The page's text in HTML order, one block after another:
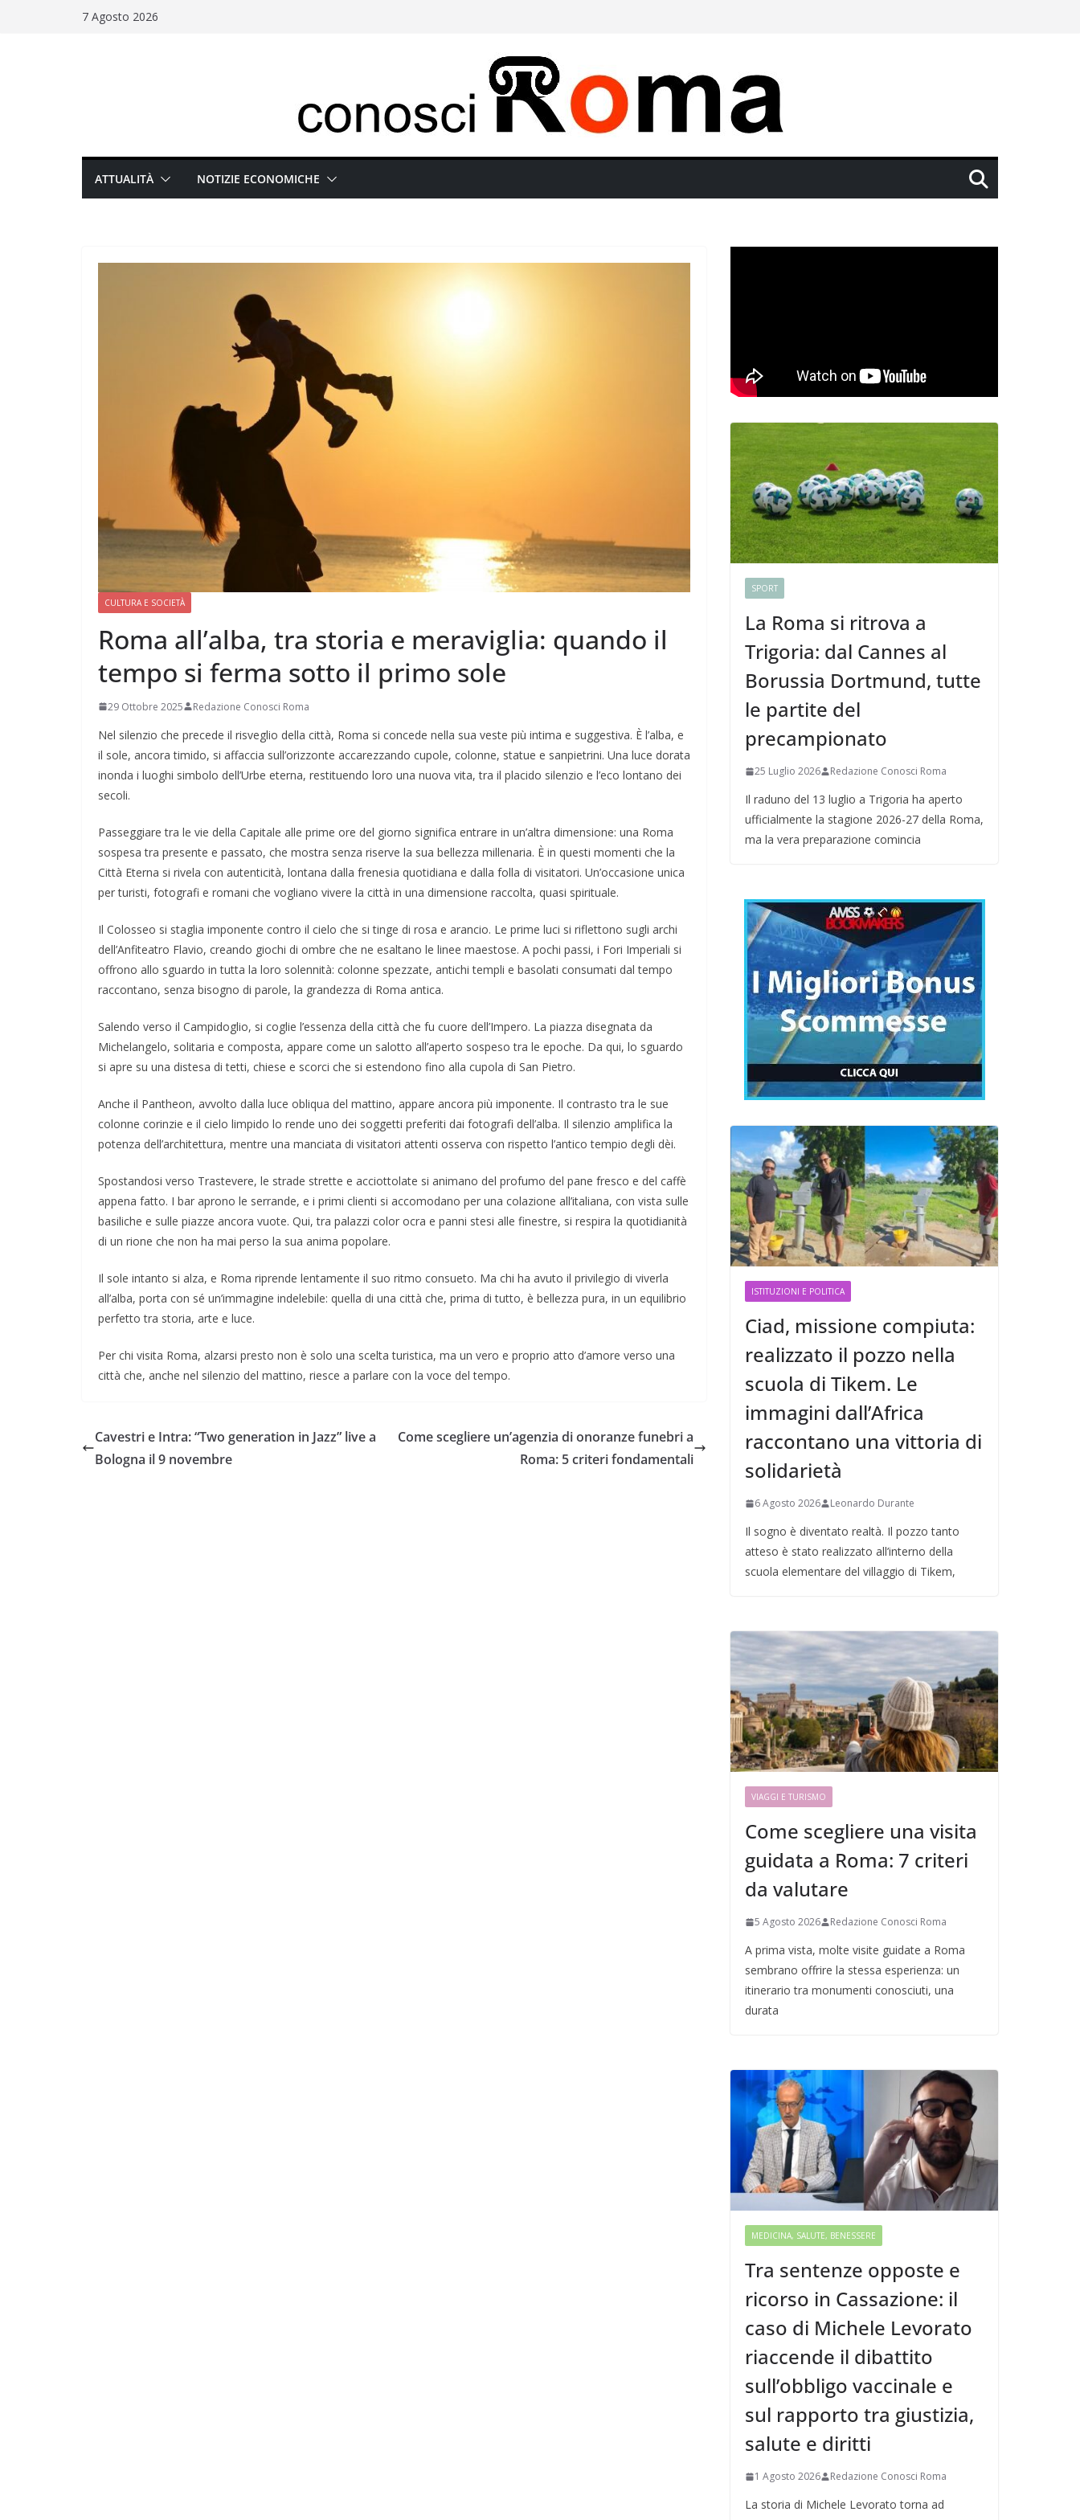
7 Agosto 2026
ATTUALITÀ NOTIZIE ECONOMICHE
CULTURA E SOCIETÀ
Roma all’alba, tra storia e meraviglia: quando il
tempo si ferma sotto il primo sole
29 Ottobre 2025 Redazione Conosci Roma
Nel silenzio che precede il risveglio della città, Roma si concede nella sua veste più intima e suggestiva. È l’alba, e
il sole, ancora timido, si affaccia sull’orizzonte accarezzando cupole, colonne, statue e sanpietrini. Una luce dorata
inonda i luoghi simbolo dell’Urbe eterna, restituendo loro una nuova vita, tra il placido silenzio e l’eco lontano dei
secoli.
Passeggiare tra le vie della Capitale alle prime ore del giorno significa entrare in un’altra dimensione: una Roma
sospesa tra presente e passato, che mostra senza riserve la sua bellezza millenaria. È in questi momenti che la
Città Eterna si rivela con autenticità, lontana dalla frenesia quotidiana e dalla folla di visitatori. Un’occasione unica
per turisti, fotografi e romani che vogliano vivere la città in una dimensione raccolta, quasi spirituale.
Il Colosseo si staglia imponente contro il cielo che si tinge di rosa e arancio. Le prime luci si riflettono sugli archi
dell’Anfiteatro Flavio, creando giochi di ombre che ne esaltano le linee maestose. A pochi passi, i Fori Imperiali si
offrono allo sguardo in tutta la loro solennità: colonne spezzate, antichi templi e basolati consumati dal tempo
raccontano, senza bisogno di parole, la grandezza di Roma antica.
Salendo verso il Campidoglio, si coglie l’essenza della città che fu cuore dell’Impero. La piazza disegnata da
Michelangelo, solitaria e composta, appare come un salotto all’aperto sospeso tra le epoche. Da qui, lo sguardo
si apre su una distesa di tetti, chiese e scorci che si estendono fino alla cupola di San Pietro.
Anche il Pantheon, avvolto dalla luce obliqua del mattino, appare ancora più imponente. Il contrasto tra le sue
colonne corinzie e il cielo limpido lo rende uno dei soggetti preferiti dai fotografi dell’alba. Il silenzio amplifica la
potenza dell’architettura, mentre una manciata di visitatori attenti osserva con rispetto l’antico tempio degli dèi.
Spostandosi verso Trastevere, le strade strette e acciottolate si animano del profumo del pane fresco e del caffè
appena fatto. I bar aprono le serrande, e i primi clienti si accomodano per una colazione all’italiana, con vista sulle
basiliche e sulle piazze ancora vuote. Qui, tra palazzi color ocra e panni stesi alle finestre, si respira la quotidianità
di un rione che non ha mai perso la sua anima popolare.
Il sole intanto si alza, e Roma riprende lentamente il suo ritmo consueto. Ma chi ha avuto il privilegio di viverla
all’alba, porta con sé un’immagine indelebile: quella di una città che, prima di tutto, è bellezza pura, in un equilibrio
perfetto tra storia, arte e luce.
Per chi visita Roma, alzarsi presto non è solo una scelta turistica, ma un vero e proprio atto d’amore verso una
città che, anche nel silenzio del mattino, riesce a parlare con la voce del tempo.
Cavestri e Intra: “Two generation in Jazz” live a
Bologna il 9 novembre
Come scegliere un’agenzia di onoranze funebri a
Roma: 5 criteri fondamentali
SPORT
La Roma si ritrova a
Trigoria: dal Cannes al
Borussia Dortmund, tutte
le partite del
precampionato
25 Luglio 2026 Redazione Conosci Roma
Il raduno del 13 luglio a Trigoria ha aperto
ufficialmente la stagione 2026-27 della Roma,
ma la vera preparazione comincia
ISTITUZIONI E POLITICA
Ciad, missione compiuta:
realizzato il pozzo nella
scuola di Tikem. Le
immagini dall’Africa
raccontano una vittoria di
solidarietà
6 Agosto 2026 Leonardo Durante
Il sogno è diventato realtà. Il pozzo tanto
atteso è stato realizzato all’interno della
scuola elementare del villaggio di Tikem,
VIAGGI E TURISMO
Come scegliere una visita
guidata a Roma: 7 criteri
da valutare
5 Agosto 2026 Redazione Conosci Roma
A prima vista, molte visite guidate a Roma
sembrano offrire la stessa esperienza: un
itinerario tra monumenti conosciuti, una
durata
MEDICINA, SALUTE, BENESSERE
Tra sentenze opposte e
ricorso in Cassazione: il
caso di Michele Levorato
riaccende il dibattito
sull’obbligo vaccinale e
sul rapporto tra giustizia,
salute e diritti
1 Agosto 2026 Redazione Conosci Roma
La storia di Michele Levorato torna ad